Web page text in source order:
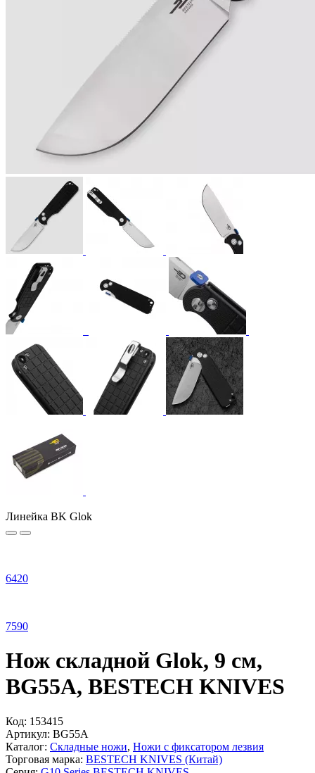
Линейка BK Glok
6420
7590
Нож складной Glok, 9 см,
BG55A, BESTECH KNIVES
Код: 153415
Артикул: BG55A
Каталог: Складные ножи, Ножи с фиксатором лезвия
Торговая марка: BESTECH KNIVES (Китай)